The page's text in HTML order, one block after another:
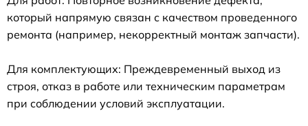
который напрямую связан с качеством проведенного
ремонта (например, некорректный монтаж запчасти).
Для комплектующих: Преждевременный выход из
строя, отказ в работе или техническим параметрам
при соблюдении условий эксплуатации.